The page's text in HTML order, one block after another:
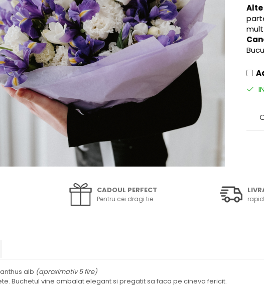
mult
CADOUL PERFECT
Pentru cei dragi tie
alb (aproximativ 5 fire)
Buchetul vine ambalat elegant si pregatit sa faca pe cineva fericit.